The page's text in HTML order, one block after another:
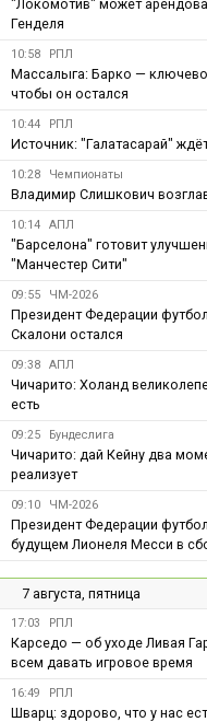
"Локомотив" может
Генделя
10:58 РПЛ
Массалыга: Барко —
чтобы он остался
10:44 РПЛ
Источник: "Галатасарай"
10:28 Чемпионаты
Владимир Слишкович
10:14 АПЛ
"Барселона" готовит
"Манчестер Сити"
09:55 ЧМ-2026
Президент Федерации
Скалони остался
09:38 АПЛ
Чичарито: Холанд
есть
09:25 Бундеслига
Чичарито: дай Кейну два
реализует
09:10 ЧМ-2026
Президент Федерации
будущем Лионеля Месси в
7 августа, пятница
17:03 РПЛ
Карседо — об уходе Ливая
всем давать игровое время
16:49 РПЛ
Шварц: здорово, что у нас